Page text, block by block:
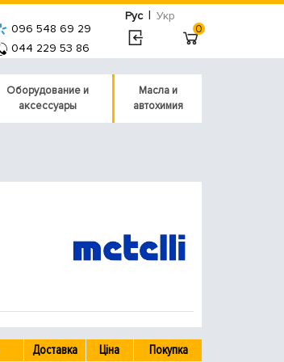
Рус | Укр
096 548 69 29
044 229 53 86
0
Оборудование и
аксессуары
Масла и
автохимия
Доставка Ціна Покупка